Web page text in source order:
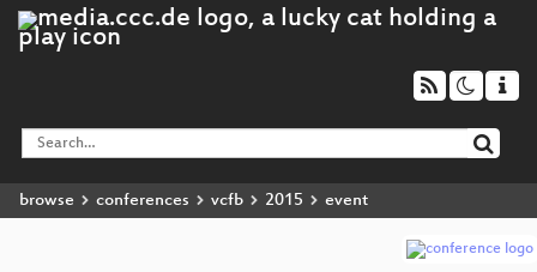
browse conferences vcfb 2015 event